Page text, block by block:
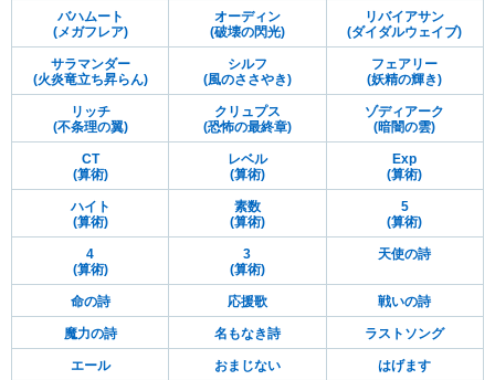
バハムート
(メガフレア)
オーディン
(破壊の閃光)
リバイアサン
(ダイダルウェイブ)
サラマンダー
(火炎竜立ち昇らん)
シルフ
(風のささやき)
フェアリー
(妖精の輝き)
リッチ
(不条理の翼)
クリュプス
(恐怖の最終章)
ゾディアーク
(暗闇の雲)
CT
(算術)
レベル
(算術)
Exp
(算術)
ハイト
(算術)
素数
(算術)
5
(算術)
4
(算術)
3
(算術)
天使の詩
命の詩 応援歌 戦いの詩
魔力の詩 名もなき詩 ラストソング
エール おまじない はげます